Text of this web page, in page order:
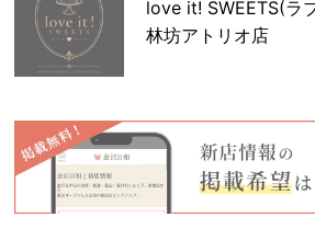
love it! SWEETS(ラ
林坊アトリオ店